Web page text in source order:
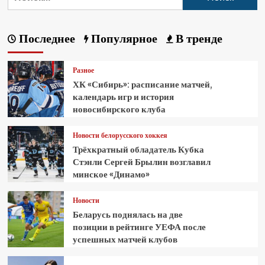
Последнее Популярное В тренде
Разное
ХК «Сибирь»: расписание матчей,
календарь игр и история
новосибирского клуба
Новости белорусского хоккея
Трёхкратный обладатель Кубка
Стэнли Сергей Брылин возглавил
минское «Динамо»
Новости
Беларусь поднялась на две
позиции в рейтинге УЕФА после
успешных матчей клубов